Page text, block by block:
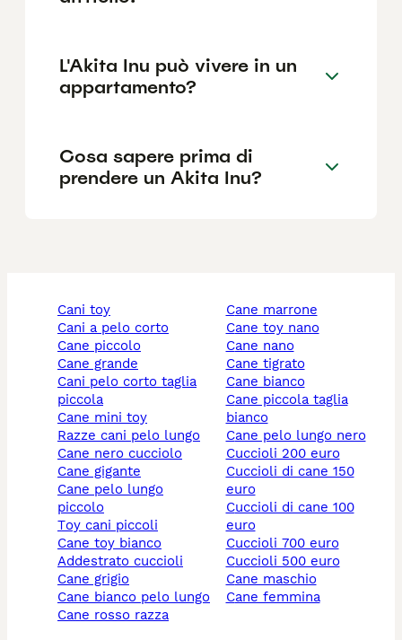
L'Akita Inu può vivere in un
appartamento?
Cosa sapere prima di
prendere un Akita Inu?
cani toy
cani a pelo corto
cane piccolo
cane grande
cani pelo corto taglia
piccola
cane mini toy
razze cani pelo lungo
cane nero cucciolo
cane gigante
cane pelo lungo
piccolo
toy cani piccoli
cane toy bianco
addestrato cuccioli
cane grigio
cane bianco pelo lungo
cane rosso razza
cane marrone
cane toy nano
cane nano
cane tigrato
cane bianco
cane piccola taglia
bianco
cane pelo lungo nero
cuccioli 200 euro
cuccioli di cane 150
euro
cuccioli di cane 100
euro
cuccioli 700 euro
cuccioli 500 euro
cane maschio
cane femmina